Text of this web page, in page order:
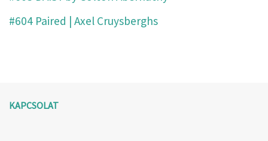
#604 Paired | Axel Cruysberghs
KAPCSOLAT